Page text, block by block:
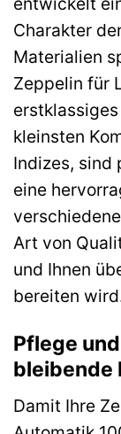
Charakter
Materialien
Zeppelin für
kleinsten
Indizes, sind
eine
Art von
und Ihnen
bereiten
Pflege
bleibende
Damit Ihre